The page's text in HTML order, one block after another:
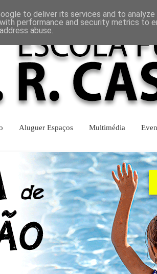
Aluguer Espaços Multimédia
to deliver its services and to
performance and security metrics to
abuse.